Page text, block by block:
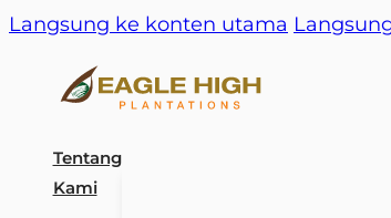
Langsung ke konten utama
Tentang
Kami